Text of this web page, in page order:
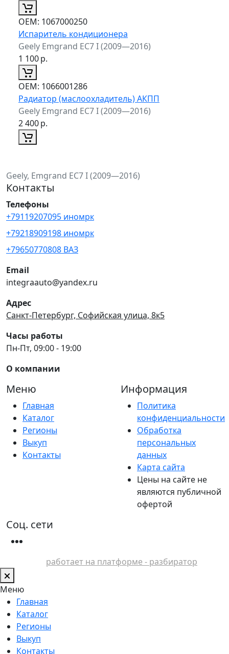
ОЕМ: 1067000250
Испаритель кондиционера
Geely Emgrand EC7 I (2009—2016)
1 100р.
ОЕМ: 1066001286
Радиатор (маслоохладитель) АКПП
Geely Emgrand EC7 I (2009—2016)
2 400р.
Geely, Emgrand EC7 I (2009—2016)
Контакты
Телефоны
+79119207095 иномрк
+79218909198 иномрк
+79650770808 ВАЗ
Email
integraauto@yandex.ru
Адрес
Санкт-Петербург, Софийская улица, 8к5
Часы работы
Пн-Пт, 09:00 - 19:00
О компании
Меню
Главная
Каталог
Регионы
Выкуп
Контакты
Информация
Политика
конфиденциальности
Обработка
персональных
данных
Карта сайта
Цены на сайте не
являются публичной
офертой
Соц. сети
работает на платформе - разбиратор
Меню
Главная
Каталог
Регионы
Выкуп
Контакты